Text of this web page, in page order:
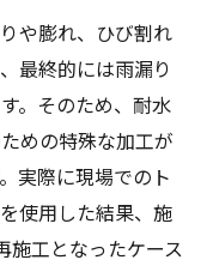
ンパネの工夫事
事の成功例を紹
工事ポイント
な施工パター
や膨れ、ひび割れ
最終的には雨漏り
。そのため、耐水
めの特殊な加工が
実際に現場でのト
使用した結果、施
施工となったケース